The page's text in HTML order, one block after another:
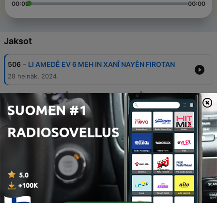
00:00 00:00
Jaksot
506 - LI AMEDÊ EV 6 MEH IN XANÎ NAYÊN FIROTAN
28 heinäk. 2024
505 - LI QILEBANÊ MUZEXANEYEK KU DÎROKA ÇANDA
KURDAN VEDIBÊJE
25 heinäk. 2024
504 -
Li Wanê bikaranîna madên hişber gihiştiye
22 heinäk. 2024
503 -
Li Swisre Komela Kultûrê Kurdî li Cînêvê hat
avakirin
15 heinäk. 2024